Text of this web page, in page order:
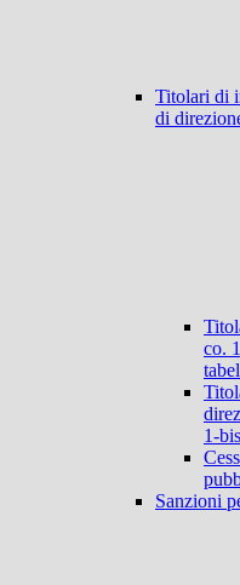
Titolari di
di
co.
1-
Sanzioni